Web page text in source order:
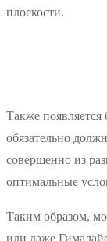
плоскости.
Также
обязательно
совершенно из
оптимальные
Таким образом,
или даже